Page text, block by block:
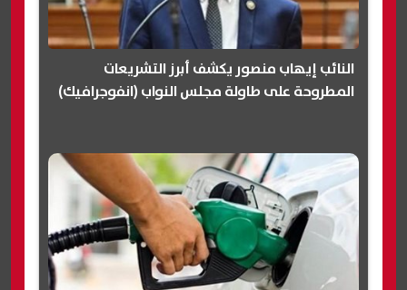
النائب إيهاب منصور يكشف أبرز التشريعات
المطروحة على طاولة مجلس النواب (انفوجرافيك)